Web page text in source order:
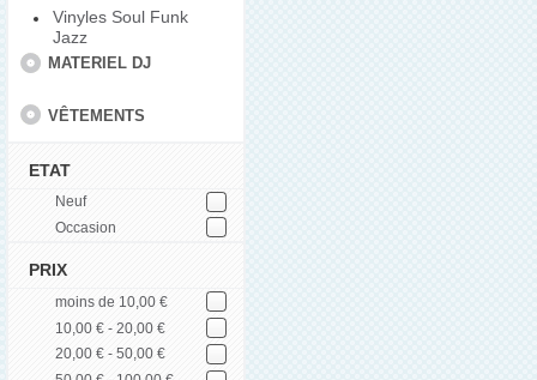
Vinyles Soul Funk
Jazz
MATERIEL DJ
VÊTEMENTS
ETAT
Neuf
Occasion
PRIX
moins de 10,00 €
10,00 € - 20,00 €
20,00 € - 50,00 €